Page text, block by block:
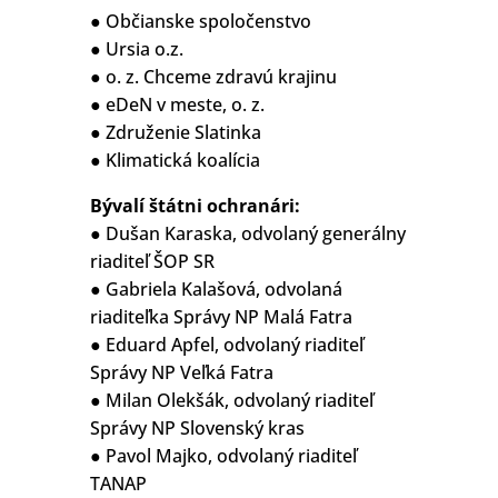
● Občianske spoločenstvo
● Ursia o.z.
● o. z. Chceme zdravú krajinu
● eDeN v meste, o. z.
● Združenie Slatinka
● Klimatická koalícia
Bývalí štátni ochranári:
● Dušan Karaska, odvolaný generálny
riaditeľ ŠOP SR
● Gabriela Kalašová, odvolaná
riaditeľka Správy NP Malá Fatra
● Eduard Apfel, odvolaný riaditeľ
Správy NP Veľká Fatra
● Milan Olekšák, odvolaný riaditeľ
Správy NP Slovenský kras
● Pavol Majko, odvolaný riaditeľ
TANAP